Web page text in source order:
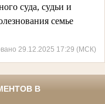
суда, судьи и
семье
29.12.2025 17:29 (МСК)
В